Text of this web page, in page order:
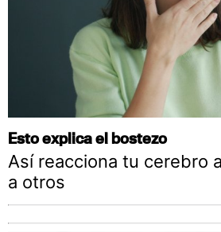
Esto explica el bostezo
Así reacciona tu cerebro
a otros